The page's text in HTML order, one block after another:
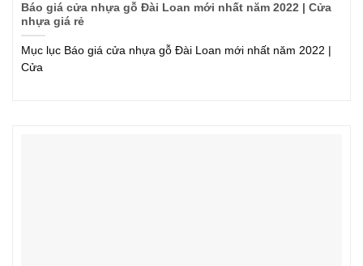
Báo giá cửa nhựa gỗ Đài Loan mới nhất năm 2022 | Cửa
nhựa giá rẻ
Mục lục Báo giá cửa nhựa gỗ Đài Loan mới nhất năm 2022 |
Cửa